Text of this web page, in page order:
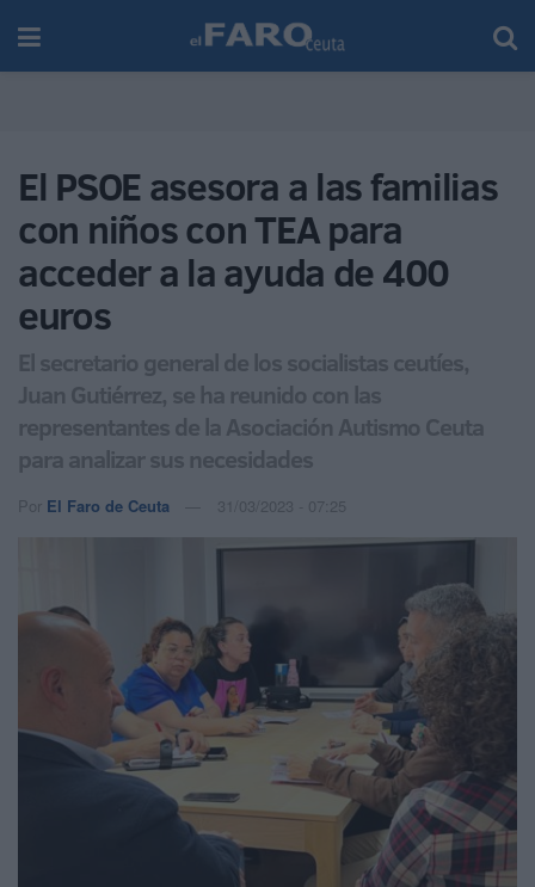
El PSOE asesora a las familias
con niños con TEA para
acceder a la ayuda de 400
euros
El secretario general de los socialistas ceutíes,
Juan Gutiérrez, se ha reunido con las
representantes de la Asociación Autismo Ceuta
para analizar sus necesidades
Por El Faro de Ceuta 31/03/2023 - 07:25